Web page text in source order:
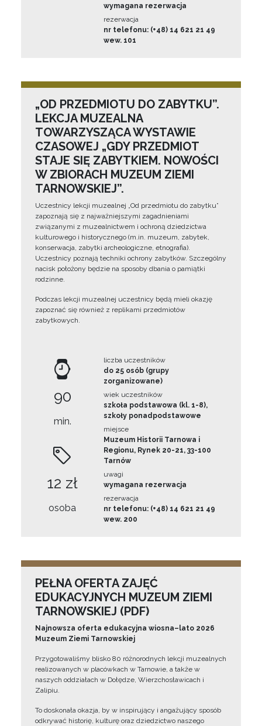
wymagana rezerwacja
rezerwacja
nr telefonu: (+48) 14 621 21 49
wew. 101
„OD PRZEDMIOTU DO ZABYTKU”.
LEKCJA MUZEALNA
TOWARZYSZĄCA WYSTAWIE
CZASOWEJ „GDY PRZEDMIOT
STAJE SIĘ ZABYTKIEM. NOWOŚCI
W ZBIORACH MUZEUM ZIEMI
TARNOWSKIEJ”.
Uczestnicy lekcji muzealnej „Od przedmiotu do zabytku”
zapoznają się z najważniejszymi zagadnieniami
związanymi z muzealnictwem i ochroną dziedzictwa
kulturowego i historycznego (m.in. muzeum, zabytek,
konserwacja, zabytki archeologiczne, etnografia).
Uczestnicy poznają techniki ochrony zabytków. Szczególny
nacisk położony będzie na sposoby dbania o pamiątki
rodzinne.
Podczas lekcji muzealnej uczestnicy będą mieli okazję
zapoznać się również z replikami przedmiotów
zabytkowych.
90
min.
12 zł
osoba
liczba uczestników
do 25 osób (grupy
zorganizowane)
wiek uczestników
szkoła podstawowa (kl. 1-8),
szkoły ponadpodstawowe
miejsce
Muzeum Historii Tarnowa i
Regionu, Rynek 20-21, 33-100
Tarnów
uwagi
wymagana rezerwacja
rezerwacja
nr telefonu: (+48) 14 621 21 49
wew. 200
PEŁNA OFERTA ZAJĘĆ
EDUKACYJNYCH MUZEUM ZIEMI
TARNOWSKIEJ (PDF)
Najnowsza oferta edukacyjna wiosna–lato 2026
Muzeum Ziemi Tarnowskiej
Przygotowaliśmy blisko 80 różnorodnych lekcji muzealnych
realizowanych w placówkach w Tarnowie, a także w
naszych oddziałach w Dołędze, Wierzchosławicach i
Zalipiu.
To doskonała okazja, by w inspirujący i angażujący sposób
odkrywać historię, kulturę oraz dziedzictwo naszego